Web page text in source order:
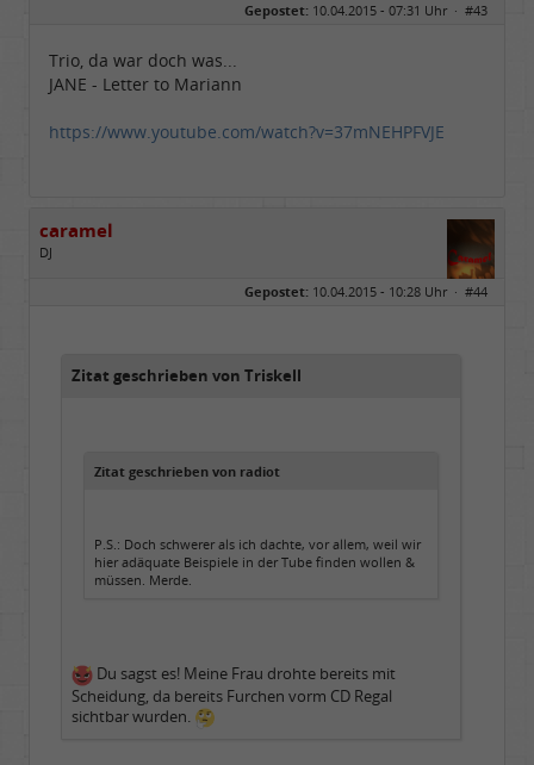
Gepostet: 10.04.2015 - 07:31 Uhr · #43
Trio, da war doch was...
JANE - Letter to Mariann
https://www.youtube.com/watch?v=37mNEHPFVJE
caramel
DJ
Gepostet: 10.04.2015 - 10:28 Uhr · #44
Zitat geschrieben von Triskell
Zitat geschrieben von radiot
P.S.: Doch schwerer als ich dachte, vor allem, weil wir
hier adäquate Beispiele in der Tube finden wollen &
müssen. Merde.
Du sagst es! Meine Frau drohte bereits mit
Scheidung, da bereits Furchen vorm CD Regal
sichtbar wurden.